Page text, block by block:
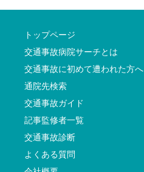
トップページ
交通事故病院サーチとは
交通事故に初めて遭われた方へ
通院先検索
交通事故ガイド
記事監修者一覧
交通事故診断
よくある質問